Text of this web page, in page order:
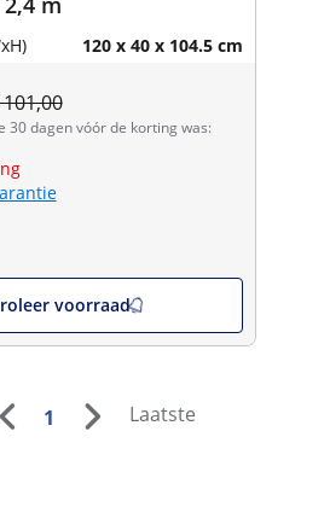
120 x 40 x 104.5 cm
30 dagen vóór de korting was:
voorraad
1 Laatste